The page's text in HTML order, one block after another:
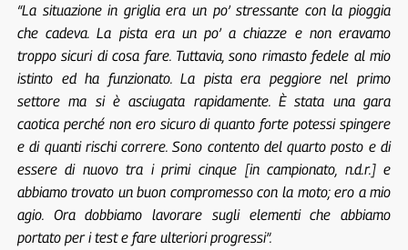
“La situazione in griglia era un po’ stressante con la pioggia
che cadeva. La pista era un po’ a chiazze e non eravamo
troppo sicuri di cosa fare. Tuttavia, sono rimasto fedele al mio
istinto ed ha funzionato. La pista era peggiore nel primo
settore ma si è asciugata rapidamente. È stata una gara
caotica perché non ero sicuro di quanto forte potessi spingere
e di quanti rischi correre. Sono contento del quarto posto e di
essere di nuovo tra i primi cinque [in campionato, n.d.r.] e
abbiamo trovato un buon compromesso con la moto; ero a mio
agio. Ora dobbiamo lavorare sugli elementi che abbiamo
portato per i test e fare ulteriori progressi”.